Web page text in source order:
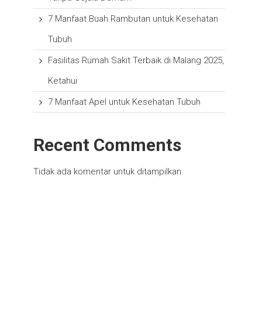
7 Manfaat Buah Rambutan untuk Kesehatan
Tubuh
Fasilitas Rumah Sakit Terbaik di Malang 2025,
Ketahui
7 Manfaat Apel untuk Kesehatan Tubuh
Recent Comments
Tidak ada komentar untuk ditampilkan.